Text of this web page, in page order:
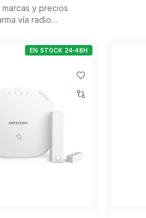
y precios
vía radio
excelente
El Sistema de
4G y Ethernet
estas
sistemas de
eficaz. A
opciones
EN STOCK 24-48H